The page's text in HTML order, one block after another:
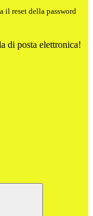
il reset della password
di posta elettronica!